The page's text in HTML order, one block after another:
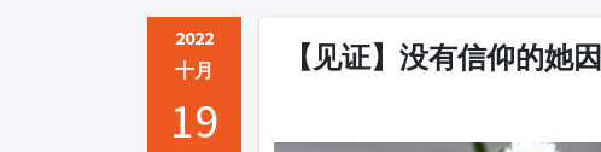
2022
十月
19
【见证】没有信仰的她